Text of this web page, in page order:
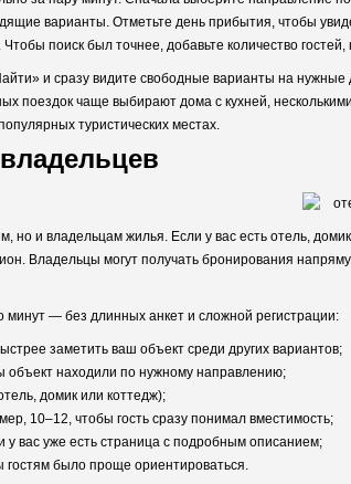
варианты. Отметьте день прибытия, чтобы
поиск был точнее, добавьте количество
и сразу видите свободные варианты на
поездок чаще выбирают дома с кухней,
туристических местах.
но и владельцам жилья. Если у вас есть отель,
Владельцы могут получать бронирования
минут — без длинных анкет и сложной регистрации:
заметить ваш объект среди других вариантов;
объект находили по нужному направлению;
домик или коттедж);
10–12, чтобы гость сразу понимал вместимость;
у вас уже есть страница с подробным описанием;
гостям было проще ориентироваться.